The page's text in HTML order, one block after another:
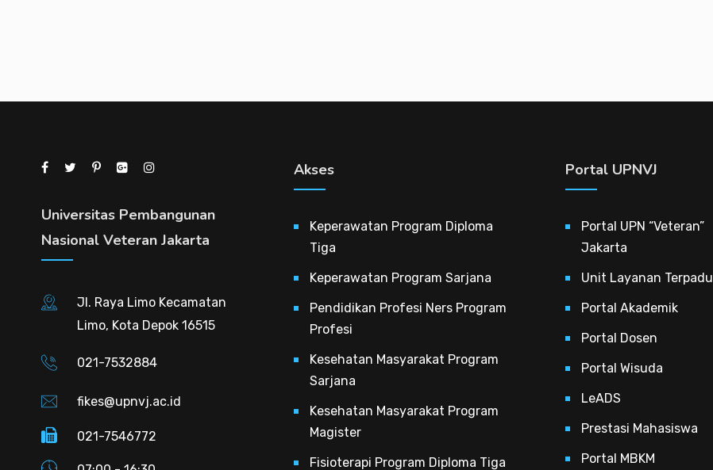
Universitas Pembangunan
Nasional Veteran Jakarta
Jl. Raya Limo Kecamatan
Limo, Kota Depok 16515
021-7532884
fikes@upnvj.ac.id
021-7546772
Akses
Keperawatan Program Diploma
Tiga
Keperawatan Program Sarjana
Pendidikan Profesi Ners Program
Profesi
Kesehatan Masyarakat Program
Sarjana
Kesehatan Masyarakat Program
Magister
Fisioterapi Program Diploma Tiga
Portal UPNVJ
Portal UPN “Veteran”
Jakarta
Unit Layanan Terpadu
Portal Akademik
Portal Dosen
Portal Wisuda
LeADS
Prestasi Mahasiswa
Portal MBKM